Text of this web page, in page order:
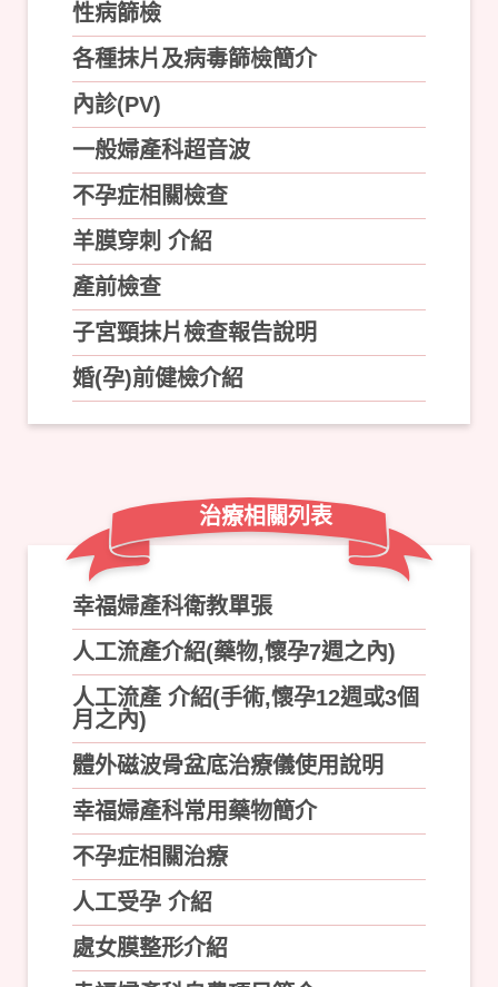
性病篩檢
各種抹片及病毒篩檢簡介
內診(PV)
一般婦產科超音波
不孕症相關檢查
羊膜穿刺 介紹
產前檢查
子宮頸抹片檢查報告說明
婚(孕)前健檢介紹
治療相關列表
幸福婦產科衛教單張
人工流產介紹(藥物,懷孕7週之內)
人工流產 介紹(手術,懷孕12週或3個
月之內)
體外磁波骨盆底治療儀使用說明
幸福婦產科常用藥物簡介
不孕症相關治療
人工受孕 介紹
處女膜整形介紹